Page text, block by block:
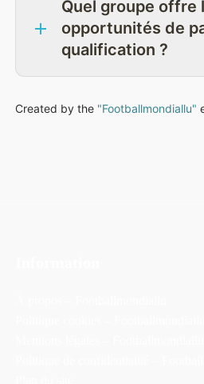
Quel groupe offre
opportunités de
qualification ?
Created by the "Footballmondiallu"